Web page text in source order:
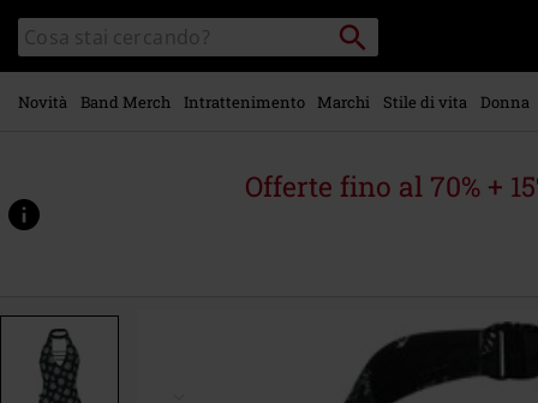
contenuto
principale
Cerca
nel
catalogo
Cerca
Punto
di
ritiro
Novità Band Merch Intrattenimento Marchi Stile di vita Donna
Offerte fino al 70% +
www.emp-
p/neckholder-